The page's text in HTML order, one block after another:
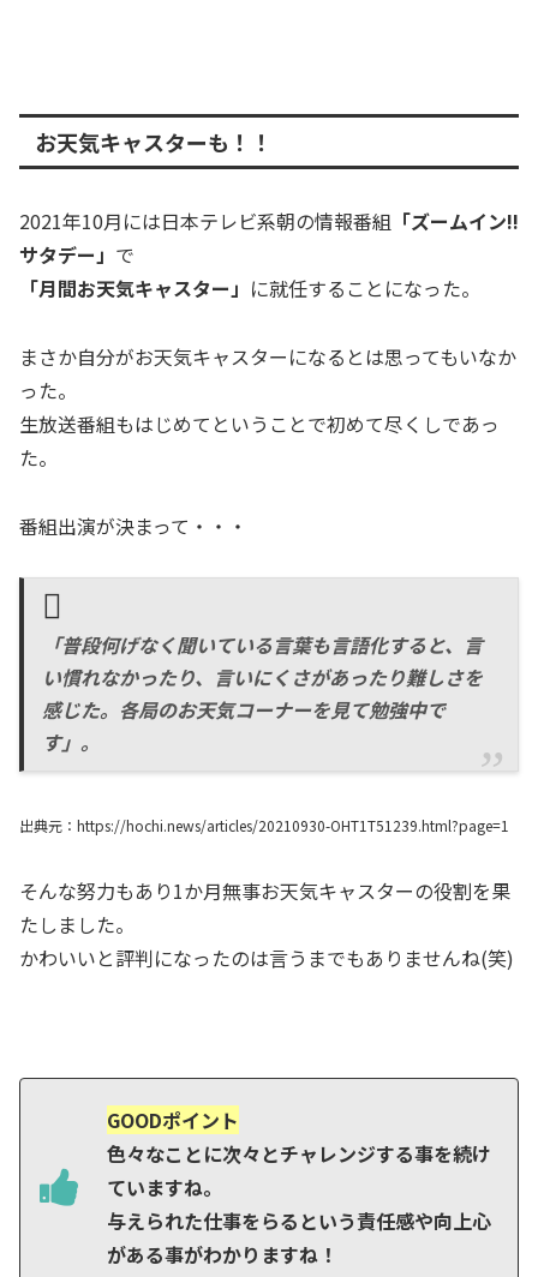
お天気キャスターも！！
2021年10月には日本テレビ系朝の情報番組 「ズームイン!!
サタデー」 で
「月間お天気キャスター」 に就任することになった。
まさか自分がお天気キャスターになるとは思ってもいなか
った。
生放送番組もはじめてということで初めて尽くしであっ
た。
番組出演が決まって・・・
「普段何げなく聞いている言葉も言語化すると、言
い慣れなかったり、言いにくさがあったり難しさを
感じた。各局のお天気コーナーを見て勉強中で
す」。
出典元：https://hochi.news/articles/20210930-OHT1T51239.html?page=1
そんな努力もあり1か月無事お天気キャスターの役割を果
たしました。
かわいいと評判になったのは言うまでもありませんね(笑)
GOODポイント
色々なことに次々とチャレンジする事を続け
ていますね。
与えられた仕事をらるという責任感や向上心
がある事がわかりますね！